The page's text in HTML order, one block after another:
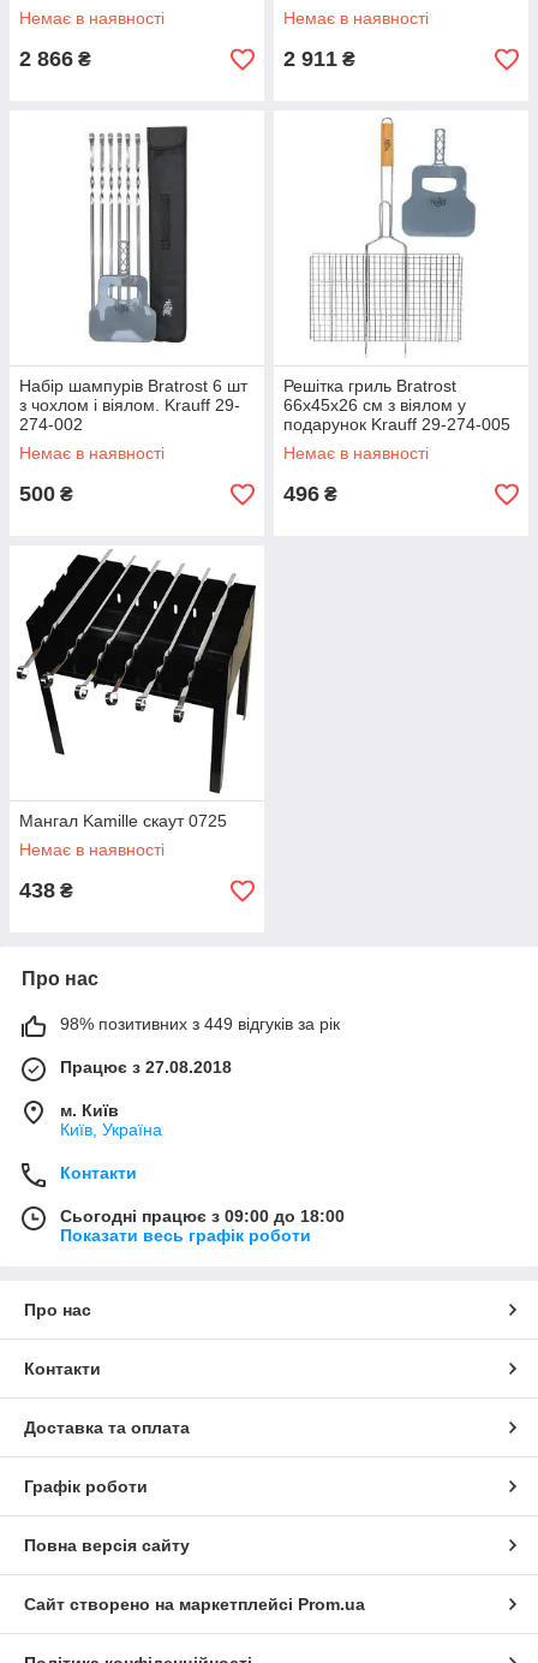
Немає в наявності
2 866 ₴
Немає в наявності
2 911 ₴
Набір шампурів Bratrost 6 шт
з чохлом і віялом. Krauff 29-
274-002
Немає в наявності
500 ₴
Решітка гриль Bratrost
66x45x26 см з віялом у
подарунок Krauff 29-274-005
Немає в наявності
496 ₴
Мангал Kamille скаут 0725
Немає в наявності
438 ₴
Про нас
98% позитивних з 449 відгуків за рік
Працює з 27.08.2018
м. Київ
Київ, Україна
Контакти
Сьогодні працює з 09:00 до 18:00
Показати весь графік роботи
Про нас
Контакти
Доставка та оплата
Графік роботи
Повна версія сайту
Сайт створено на маркетплейсі Prom.ua